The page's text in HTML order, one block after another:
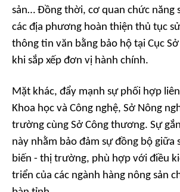
sản… Đồng thời, cơ quan chức năng
các địa phương hoàn thiện thủ tục
thông tin văn bằng bảo hộ tại Cục
khi sắp xếp đơn vị hành chính.
Mặt khác, đẩy mạnh sự phối hợp
Khoa học và Công nghệ, Sở Nông
trường cùng Sở Công thương. Sự
này nhằm bảo đảm sự đồng bộ giữa
biến - thị trường, phù hợp với điều
triển của các ngành hàng nông sản